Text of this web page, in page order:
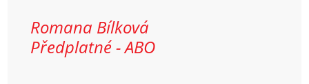
Romana Bílková
Předplatné - ABO